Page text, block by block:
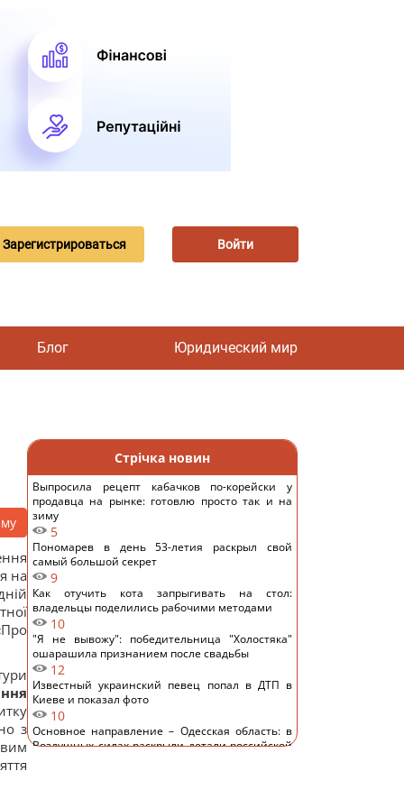
Зарегистрироваться Войти
Блог Юридический мир
на
з
Стрічка новин
Выпросила рецепт кабачков по-корейски у
продавца на рынке: готовлю просто так и на
зиму
5
Пономарев в день 53-летия раскрыл свой
самый большой секрет
9
Как отучить кота запрыгивать на стол:
владельцы поделились рабочими методами
10
"Я не вывожу": победительница "Холостяка"
ошарашила признанием после свадьбы
12
Известный украинский певец попал в ДТП в
Киеве и показал фото
10
Основное направление – Одесская область: в
Воздушных силах раскрыли детали российской